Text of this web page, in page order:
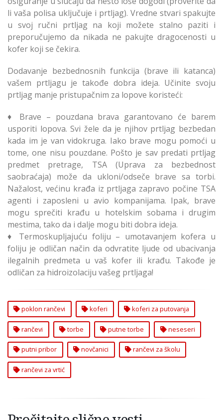
li vaša polisa uključuje i prtljag). Vredne stvari spakujte
u svoj ručni prtljag na koji možete stalno paziti i
preporučujemo da nikada ne pakujte dragocenosti u
kofer koji se čekira.
Dodavanje bezbednosnih funkcija (brave ili katanca)
vašem prtljagu je takođe dobra ideja. Učinite svoju
prtljag manje pristupačnim za lopove koristeći:
♦ Brave – pouzdana brava garantovano će barem
usporiti lopova. Svi žele da je njihov prtljag bezbedan
kada im je van vidokruga. Iako brave mogu pomoći u
tome, one nisu pouzdane. Pošto je sav predati prtljag
predmet pretrage, TSA (Uprava za bezbednost
saobraćaja) može da ukloni/odseče brave sa torbi.
Nažalost, većinu krađa iz prtljaga zapravo počine TSA
agenti i zaposleni u avio kompanijama. Ipak, brave
mogu sprečiti krađu u hotelskim sobama i drugim
mestima, tako da i dalje mogu biti dobra ideja.
♦ Termoskupljajuću foliju – umotavanjem kofera u
foliju je odličan način da odvratite ljude od ubacivanja
ilegalnih predmeta u vaš kofer ili krađu. Takođe je
odličan za hidroizolaciju vašeg prtljaga!
poklon rančevi koferi koferi za putovanja
rančevi torbe putne torbe neseseri
putni pribor novčanici rančevi za školu
rančevi za vrtić